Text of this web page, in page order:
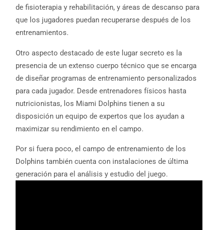
de fisioterapia y rehabilitación, y áreas de descanso para
que los jugadores puedan recuperarse después de los
entrenamientos.
Otro aspecto destacado de este lugar secreto es la
presencia de un extenso cuerpo técnico que se encarga
de diseñar programas de entrenamiento personalizados
para cada jugador. Desde entrenadores físicos hasta
nutricionistas, los Miami Dolphins tienen a su
disposición un equipo de expertos que los ayudan a
maximizar su rendimiento en el campo.
Por si fuera poco, el campo de entrenamiento de los
Dolphins también cuenta con instalaciones de última
generación para el análisis y estudio del juego.